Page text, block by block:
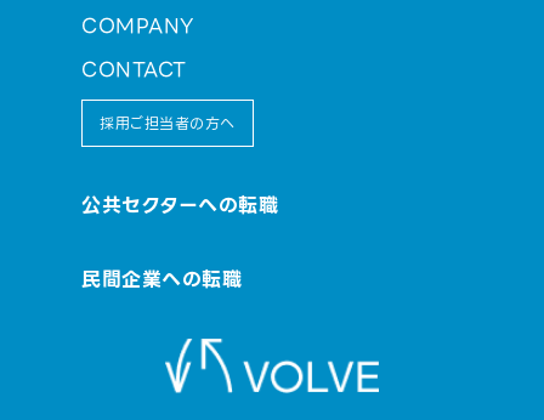
COMPANY
CONTACT
採用ご担当者の方へ
公共セクターへの転職
民間企業への転職